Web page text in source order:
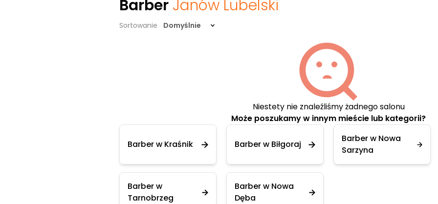
Barber Janów Lubelski
Sortowanie Domyślnie
Niestety nie znaleźliśmy żadnego salonu
Może poszukamy w innym mieście lub kategorii?
Barber w Kraśnik Barber w Biłgoraj
Barber w Nowa
Sarzyna
Barber w
Tarnobrzeg
Barber w Nowa
Dęba